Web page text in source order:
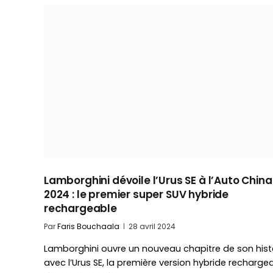
Lamborghini dévoile l’Urus SE à l’Auto China
2024 : le premier super SUV hybride
rechargeable
ParFaris Bouchaala 28 avril 2024
Lamborghini ouvre un nouveau chapitre de son
avec l’Urus SE, la première version hybride